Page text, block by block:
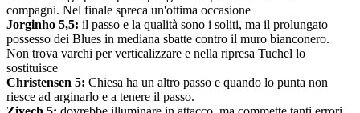
compagni. Nel finale spreca un'ottima occasione
Jorginho 5,5: il passo e la qualità sono i soliti, ma il prolungato
possesso dei Blues in mediana sbatte contro il muro bianconero.
Non trova varchi per verticalizzare e nella ripresa Tuchel lo
sostituisce
Christensen 5: Chiesa ha un altro passo e quando lo punta non
riesce ad arginarlo e a tenere il passo.